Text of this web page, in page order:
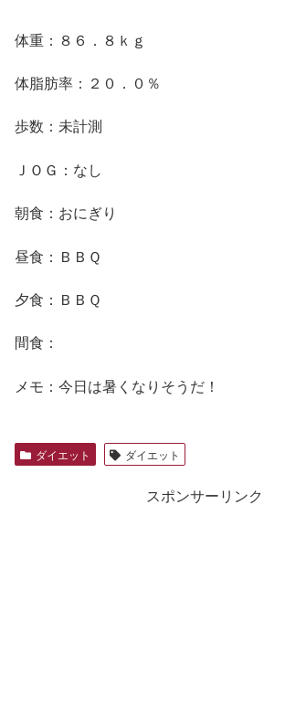
体重：８６．８ｋｇ
体脂肪率：２０．０％
歩数：未計測
ＪＯＧ：なし
朝食：おにぎり
昼食：ＢＢＱ
夕食：ＢＢＱ
間食：
メモ：今日は暑くなりそうだ！
ダイエット ダイエット
スポンサーリンク